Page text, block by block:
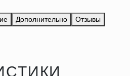
Дополнительно Отзывы